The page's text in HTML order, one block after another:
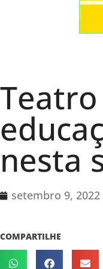
nesta
setembro 9, 2022
COMPARTILHE